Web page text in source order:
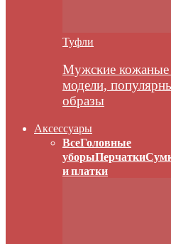
Туфли
Мужские кожаные
модели,
образы
Аксессуары
ВсеГоловные
уборыПерчатки
и платки